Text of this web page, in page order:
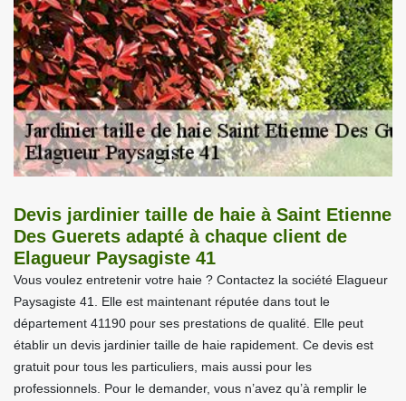
Devis jardinier taille de haie à Saint Etienne
Des Guerets adapté à chaque client de
Elagueur Paysagiste 41
Vous voulez entretenir votre haie ? Contactez la société Elagueur
Paysagiste 41. Elle est maintenant réputée dans tout le
département 41190 pour ses prestations de qualité. Elle peut
établir un devis jardinier taille de haie rapidement. Ce devis est
gratuit pour tous les particuliers, mais aussi pour les
professionnels. Pour le demander, vous n’avez qu’à remplir le